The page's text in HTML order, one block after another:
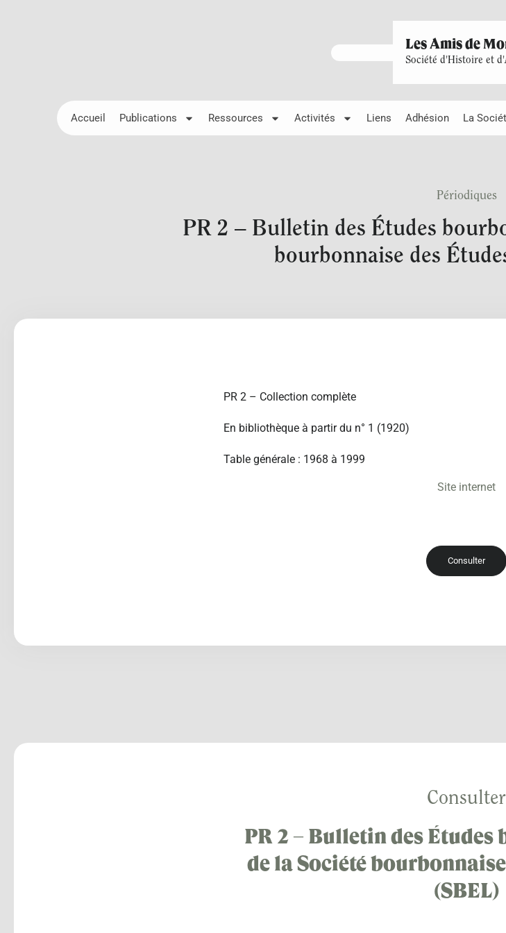
Les Amis de
Société d'Histoire et
Accueil Publications Ressources Activités Liens Adhésion La
Périodiques
PR 2 – Bulletin des Études
bourbonnaise des
PR 2 – Collection complète
En bibliothèque à partir du n° 1 (1920)
Table générale : 1968 à 1999
Site internet
Consulter
Consulter
PR 2 – Bulletin des
de la Société
(SBEL)